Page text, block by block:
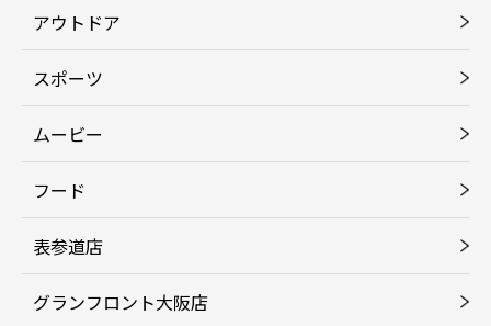
アウトドア
スポーツ
ムービー
フード
表参道店
グランフロント大阪店